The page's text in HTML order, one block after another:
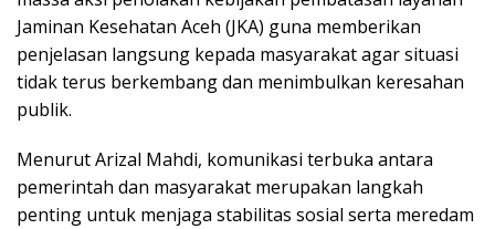
Jaminan Kesehatan Aceh (JKA) guna memberikan
penjelasan langsung kepada masyarakat agar situasi
tidak terus berkembang dan menimbulkan keresahan
publik.
Menurut Arizal Mahdi, komunikasi terbuka antara
pemerintah dan masyarakat merupakan langkah
penting untuk menjaga stabilitas sosial serta meredam